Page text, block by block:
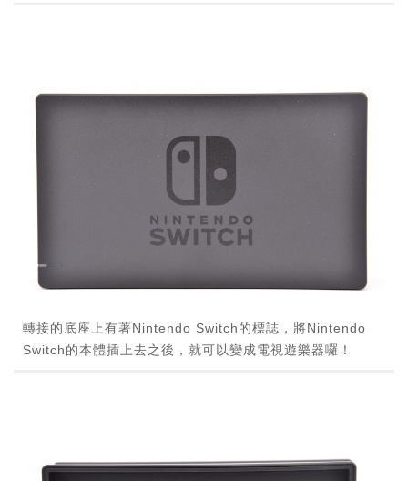
轉接的底座上有著Nintendo Switch的標誌，將Nintendo
Switch的本體插上去之後，就可以變成電視遊樂器囉！